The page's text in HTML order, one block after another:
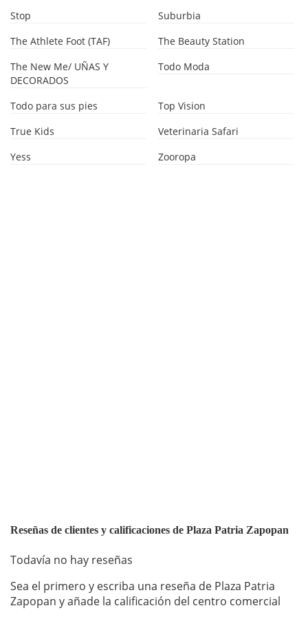
Stop
Suburbia
The Athlete Foot (TAF)
The Beauty Station
The New Me/ UÑAS Y
DECORADOS
Todo Moda
Todo para sus pies
Top Vision
True Kids
Veterinaria Safari
Yess
Zooropa
Reseñas de clientes y calificaciones de Plaza Patria Zapopan
Todavía no hay reseñas
Sea el primero y escriba una reseña de Plaza Patria
Zapopan y añade la calificación del centro comercial